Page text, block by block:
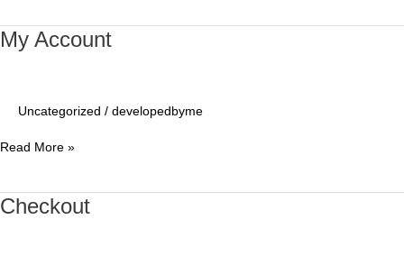
My Account
Uncategorized / developedbyme
My
Account
Read More »
Checkout
Checkout